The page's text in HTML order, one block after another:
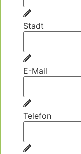
Stadt
E-Mail
Telefon